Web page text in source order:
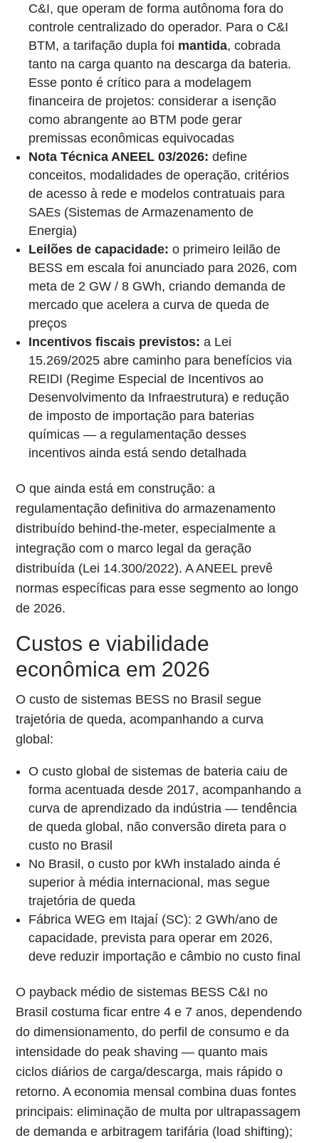
C&I, que operam de forma autônoma fora do
controle centralizado do operador. Para o C&I
BTM, a tarifação dupla foi mantida, cobrada
tanto na carga quanto na descarga da bateria.
Esse ponto é crítico para a modelagem
financeira de projetos: considerar a isenção
como abrangente ao BTM pode gerar
premissas econômicas equivocadas
Nota Técnica ANEEL 03/2026: define
conceitos, modalidades de operação, critérios
de acesso à rede e modelos contratuais para
SAEs (Sistemas de Armazenamento de
Energia)
Leilões de capacidade: o primeiro leilão de
BESS em escala foi anunciado para 2026, com
meta de 2 GW / 8 GWh, criando demanda de
mercado que acelera a curva de queda de
preços
Incentivos fiscais previstos: a Lei
15.269/2025 abre caminho para benefícios via
REIDI (Regime Especial de Incentivos ao
Desenvolvimento da Infraestrutura) e redução
de imposto de importação para baterias
químicas — a regulamentação desses
incentivos ainda está sendo detalhada
O que ainda está em construção: a
regulamentação definitiva do armazenamento
distribuído behind-the-meter, especialmente a
integração com o marco legal da geração
distribuída (Lei 14.300/2022). A ANEEL prevê
normas específicas para esse segmento ao longo
de 2026.
Custos e viabilidade
econômica em 2026
O custo de sistemas BESS no Brasil segue
trajetória de queda, acompanhando a curva
global:
O custo global de sistemas de bateria caiu de
forma acentuada desde 2017, acompanhando a
curva de aprendizado da indústria — tendência
de queda global, não conversão direta para o
custo no Brasil
No Brasil, o custo por kWh instalado ainda é
superior à média internacional, mas segue
trajetória de queda
Fábrica WEG em Itajaí (SC): 2 GWh/ano de
capacidade, prevista para operar em 2026,
deve reduzir importação e câmbio no custo final
O payback médio de sistemas BESS C&I no
Brasil costuma ficar entre 4 e 7 anos, dependendo
do dimensionamento, do perfil de consumo e da
intensidade do peak shaving — quanto mais
ciclos diários de carga/descarga, mais rápido o
retorno. A economia mensal combina duas fontes
principais: eliminação de multa por ultrapassagem
de demanda e arbitragem tarifária (load shifting);